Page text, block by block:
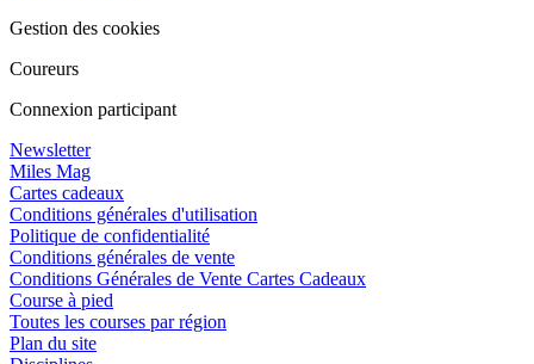
Gestion des cookies
Coureurs
Connexion participant
Newsletter
Miles Mag
Cartes cadeaux
Conditions générales d'utilisation
Politique de confidentialité
Conditions générales de vente
Conditions Générales de Vente Cartes Cadeaux
Course à pied
Toutes les courses par région
Plan du site